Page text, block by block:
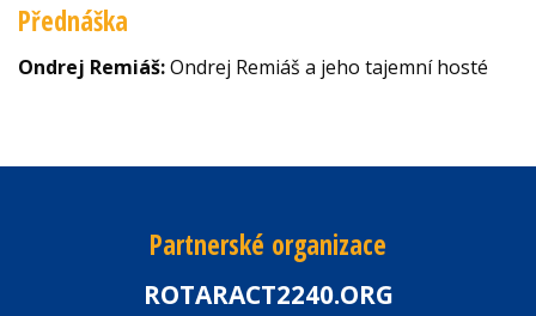
Přednáška
Ondrej Remiáš:Ondrej Remiáš a jeho tajemní hosté
Partnerské organizace
ROTARACT2240.ORG